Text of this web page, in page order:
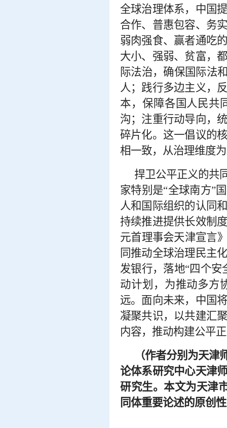
全球治理体系，中国
合作、普惠包容、务
弱肉强食、赢者通吃
大小、强弱、贫富，
际法治，确保国际法
人；践行多边主义，
本，保障各国人民共
沟；注重行动导向，
碎片化。这一倡议的
相一致，从治理维度
捍卫公平正义的共
家特别是“全球南方”
人和国际组织的认同
持续推进提供长效制
元首理事会天津宣言
同推动全球治理民主
发银行，落地“四个
动计划，为推动多方
远。面向未来，中国
凝聚共识，以共建汇
内容，推动构建公平
（作者分别为天
论体系研究中心天津
研究生。本文为天津
同体重要论述的原创